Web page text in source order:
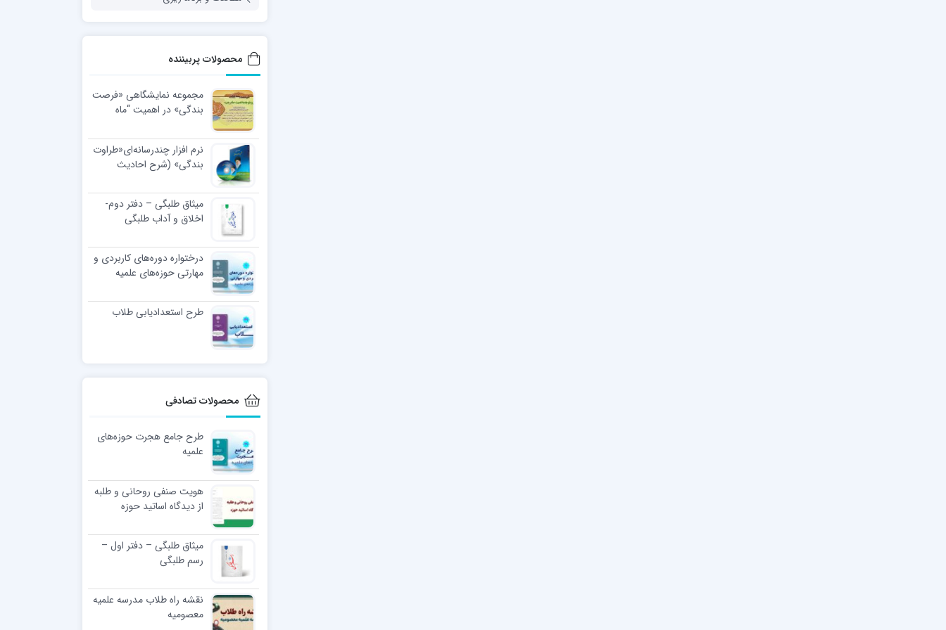
محصولات پربیننده
مجموعه نمایشگاهی «فرصت
بندگی» در اهمیت “ماه
نرم افزار چندرسانه‌ای«طراوت
بندگی» (شرح احادیث
اسلامی)
میثاق طلبگی – دفتر دوم-
اخلاق و آداب طلبگی
درختواره دوره‌های کاربردی و
مهارتی حوزه‌های علمیه
طرح استعدادیابی طلاب
محصولات تصادفی
طرح جامع هجرت حوزه‌های
علمیه
هویت صنفی روحانی و طلبه
از دیدگاه اساتید حوزه
میثاق طلبگی – دفتر اول –
رسم طلبگی
نقشه راه طلاب مدرسه علمیه
معصومیه